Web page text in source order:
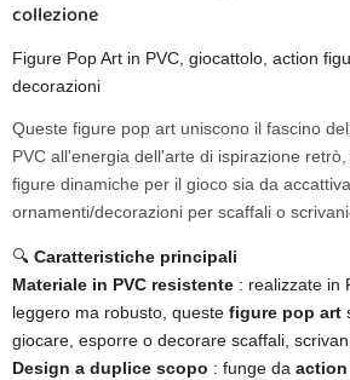
collezione
Figure Pop Art in PVC, giocattolo, action
decorazioni
Queste figure pop art uniscono il fascino
PVC all'energia dell'arte di ispirazione
figure dinamiche per il gioco sia da
ornamenti/decorazioni per scaffali o
🔍 ​ Caratteristiche principali
Materiale in PVC resistente : realizzate in
leggero ma robusto, queste figure pop art
giocare, esporre o decorare scaffali,
Design a duplice scopo : funge da